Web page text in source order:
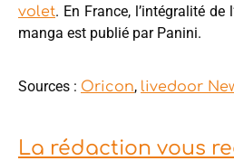
volet. En France, l’intégralité
manga est publié par Panini.
Sources : Oricon, livedoor
La rédaction vous